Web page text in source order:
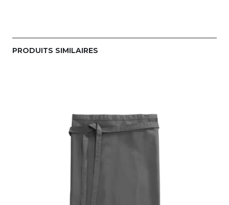
PRODUITS SIMILAIRES